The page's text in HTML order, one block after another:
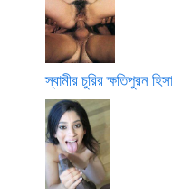
স্বামীর চুরির ক্ষতিপুরন